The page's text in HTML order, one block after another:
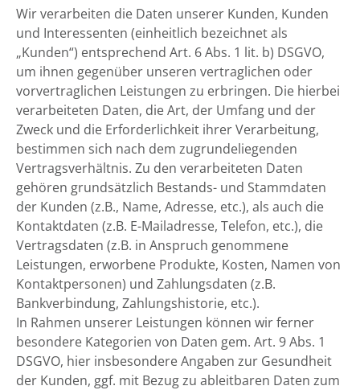
Wir verarbeiten die Daten unserer Kunden, Kunden
und Interessenten (einheitlich bezeichnet als
„Kunden“) entsprechend Art. 6 Abs. 1 lit. b) DSGVO,
um ihnen gegenüber unseren vertraglichen oder
vorvertraglichen Leistungen zu erbringen. Die hierbei
verarbeiteten Daten, die Art, der Umfang und der
Zweck und die Erforderlichkeit ihrer Verarbeitung,
bestimmen sich nach dem zugrundeliegenden
Vertragsverhältnis. Zu den verarbeiteten Daten
gehören grundsätzlich Bestands- und Stammdaten
der Kunden (z.B., Name, Adresse, etc.), als auch die
Kontaktdaten (z.B. E-Mailadresse, Telefon, etc.), die
Vertragsdaten (z.B. in Anspruch genommene
Leistungen, erworbene Produkte, Kosten, Namen von
Kontaktpersonen) und Zahlungsdaten (z.B.
Bankverbindung, Zahlungshistorie, etc.).
In Rahmen unserer Leistungen können wir ferner
besondere Kategorien von Daten gem. Art. 9 Abs. 1
DSGVO, hier insbesondere Angaben zur Gesundheit
der Kunden, ggf. mit Bezug zu ableitbaren Daten zum